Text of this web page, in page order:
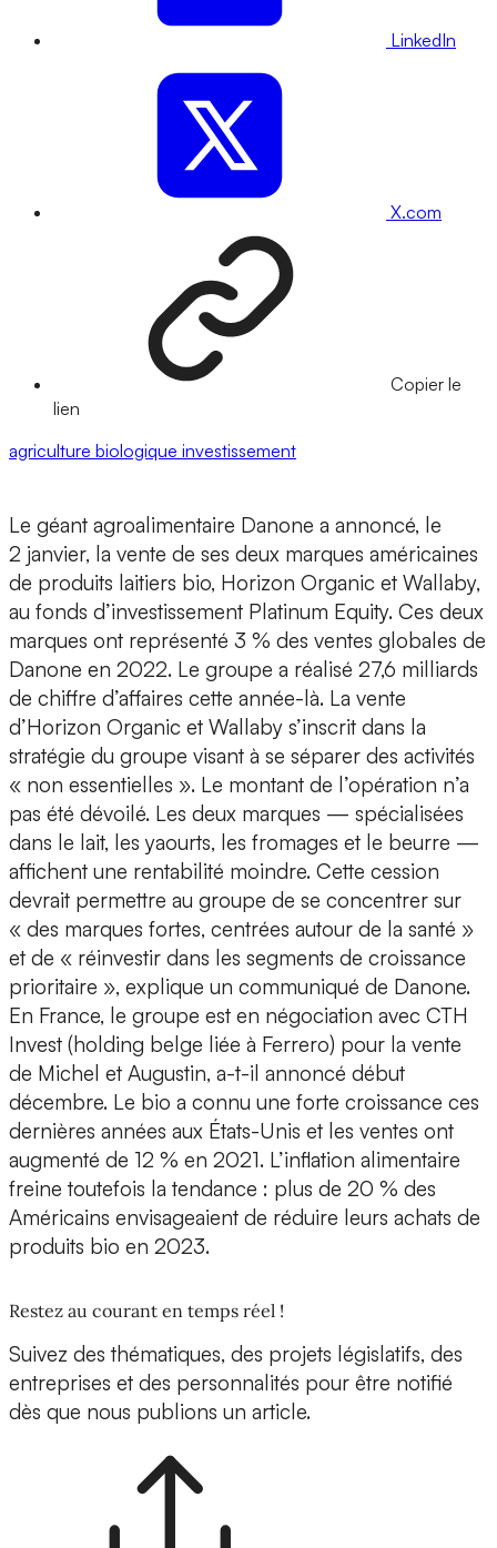
LinkedIn
X.com
Copier le
lien
agriculture biologique investissement
Le géant agroalimentaire Danone a annoncé, le
2 janvier, la vente de ses deux marques américaines
de produits laitiers bio, Horizon Organic et Wallaby,
au fonds d’investissement Platinum Equity. Ces deux
marques ont représenté 3 % des ventes globales de
Danone en 2022. Le groupe a réalisé 27,6 milliards
de chiffre d’affaires cette année-là. La vente
d’Horizon Organic et Wallaby s’inscrit dans la
stratégie du groupe visant à se séparer des activités
« non essentielles ». Le montant de l’opération n’a
pas été dévoilé. Les deux marques — spécialisées
dans le lait, les yaourts, les fromages et le beurre —
affichent une rentabilité moindre. Cette cession
devrait permettre au groupe de se concentrer sur
« des marques fortes, centrées autour de la santé »
et de « réinvestir dans les segments de croissance
prioritaire », explique un communiqué de Danone.
En France, le groupe est en négociation avec CTH
Invest (holding belge liée à Ferrero) pour la vente
de Michel et Augustin, a-t-il annoncé début
décembre. Le bio a connu une forte croissance ces
dernières années aux États-Unis et les ventes ont
augmenté de 12 % en 2021. L’inflation alimentaire
freine toutefois la tendance : plus de 20 % des
Américains envisageaient de réduire leurs achats de
produits bio en 2023.
Restez au courant en temps réel !
Suivez des thématiques, des projets législatifs, des
entreprises et des personnalités pour être notifié
dès que nous publions un article.